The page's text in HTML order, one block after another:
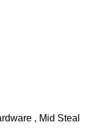
, Mid Steal